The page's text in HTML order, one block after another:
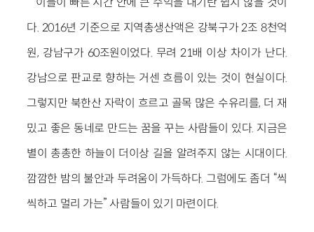
다. 2016년 기준으로 지역총생산액은 강북구가 2조 8천억
원, 강남구가 60조원이었다. 무려 21배 이상 차이가 난다.
강남으로 판교로 향하는 거센 흐름이 있는 것이 현실이다.
그렇지만 북한산 자락이 흐르고 골목 많은 수유리를, 더 재
밌고 좋은 동네로 만드는 꿈을 꾸는 사람들이 있다. 지금은
별이 총총한 하늘이 더이상 길을 알려주지 않는 시대이다.
깜깜한 밤의 불안과 두려움이 가득하다. 그럼에도 좀더 “씩
씩하고 멀리 가는” 사람들이 있기 마련이다.